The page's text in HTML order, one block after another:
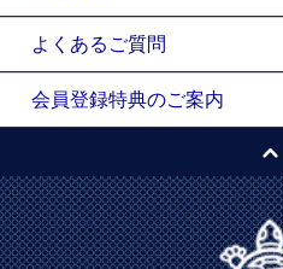
よくあるご質問
会員登録特典のご案内